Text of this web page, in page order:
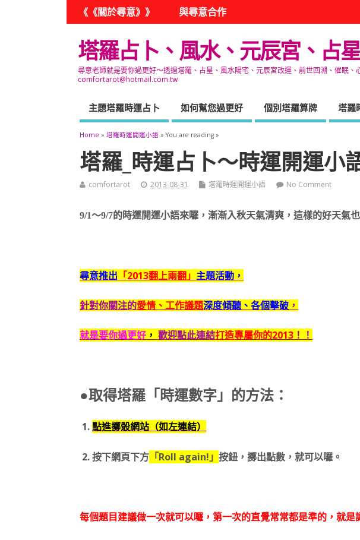
《《關於尋意》》 與尋意合作
塔羅占卜、風水、元辰宮、占
尋意老師就是要你過更好～透過塔羅、占星、風水陽宅、元辰宮改運、前世回溯、催眠
comfortarot@hotmail.com.tw
主題塔羅時運占卜 如何幫您過更好 個別塔羅算牌 塔羅
Home »塔羅時運開運小語 » You are reading »
塔羅_時運占卜～時運開運小
comfortarot 2013-08-31 塔羅時運開運小語 No Comment
9/1～9/7的時運開運小語來囉，漸漸入秋天氣清爽，這樣的好天氣
尋意推出 「2013翻上兩翻」 主題活動，
針對你關注的愛情、工作議題深度傾聽、各個擊破 ，
就是要你過更好 ， 歡迎點此連結打造專屬你的2013 ！！
●取得塔羅「時運數字」的方法：
1.點進擲骰網站（如左連結）
2. 按下網頁下方 「Roll again!」按鈕，擲出點數，就可以囉。
每個題目建議做一次就可以囉，第一次的直覺常常都是準的，就是